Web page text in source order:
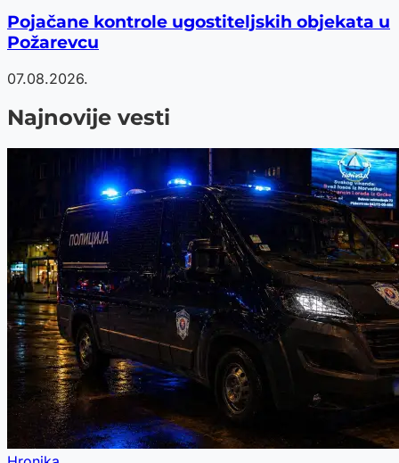
Pojačane kontrole ugostiteljskih objekata u
Požarevcu
07.08.2026.
Najnovije vesti